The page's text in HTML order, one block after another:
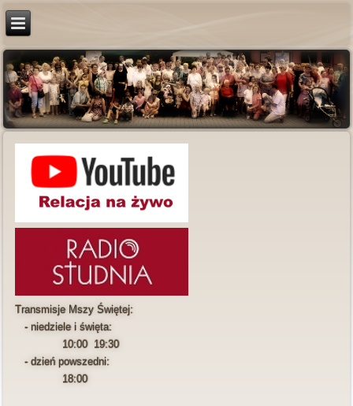
Transmisje Mszy Świętej:
- niedziele i święta:
10:00 19:30
- dzień powszedni:
18:00